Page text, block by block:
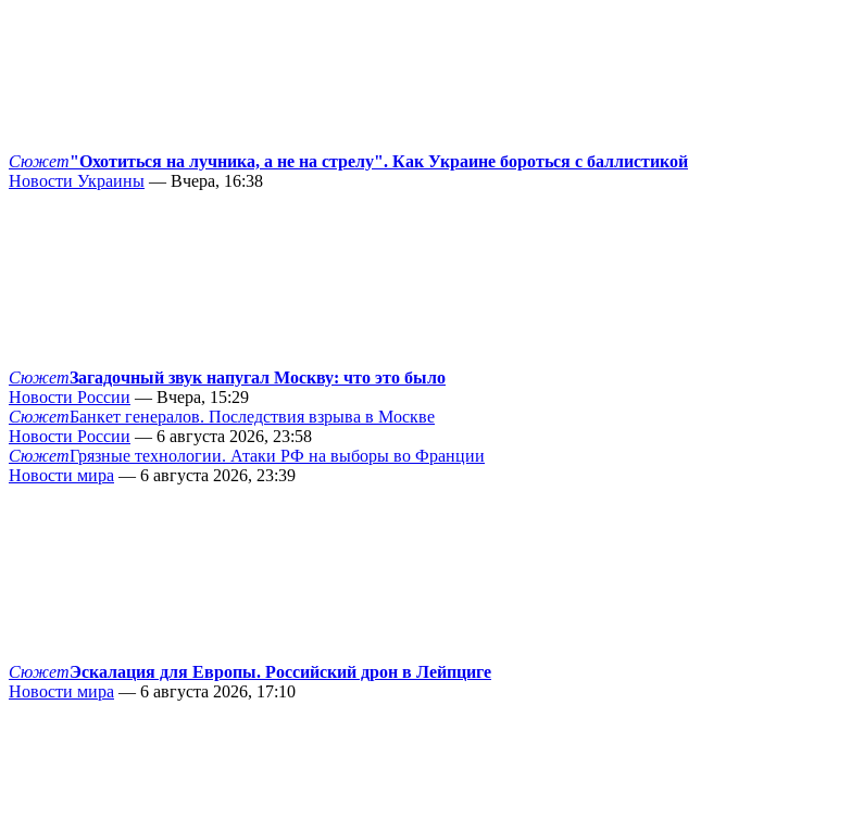
Сюжет"Охотиться на лучника, а не на стрелу". Как Украине бороться с баллистикой
Новости Украины — Вчера, 16:38
СюжетЗагадочный звук напугал Москву: что это было
Новости России — Вчера, 15:29
СюжетБанкет генералов. Последствия взрыва в Москве
Новости России — 6 августа 2026, 23:58
СюжетГрязные технологии. Атаки РФ на выборы во Франции
Новости мира — 6 августа 2026, 23:39
СюжетЭскалация для Европы. Российский дрон в Лейпциге
Новости мира — 6 августа 2026, 17:10